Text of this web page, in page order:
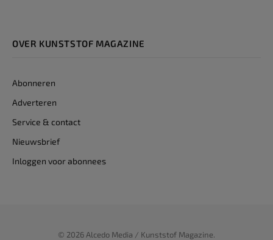
OVER KUNSTSTOF MAGAZINE
Abonneren
Adverteren
Service & contact
Nieuwsbrief
Inloggen voor abonnees
© 2026 Alcedo Media / Kunststof Magazine.